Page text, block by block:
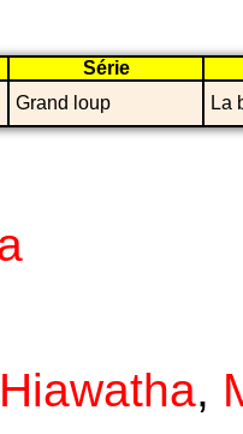
Série
Grand loup La
Hiawatha,